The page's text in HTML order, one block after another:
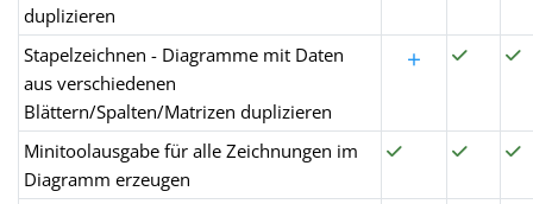
duplizieren
Stapelzeichnen - Diagramme mit Daten
aus verschiedenen
Blättern/Spalten/Matrizen duplizieren
+
Minitoolausgabe für alle Zeichnungen im
Diagramm erzeugen